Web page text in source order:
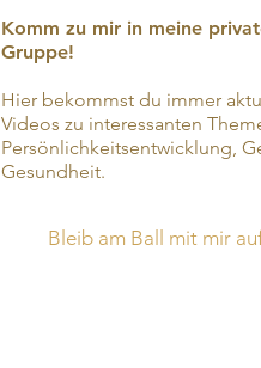
Komm zu mir in meine
Gruppe!
Hier bekommst du immer
Videos zu interessanten
Persönlichkeitsentwicklung,
Gesundheit.
Bleib am Ball mit mir